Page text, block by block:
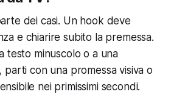
dei casi. Un hook deve
e chiarire subito la premessa.
testo minuscolo o a una
parti con una promessa visiva o
nei primissimi secondi.